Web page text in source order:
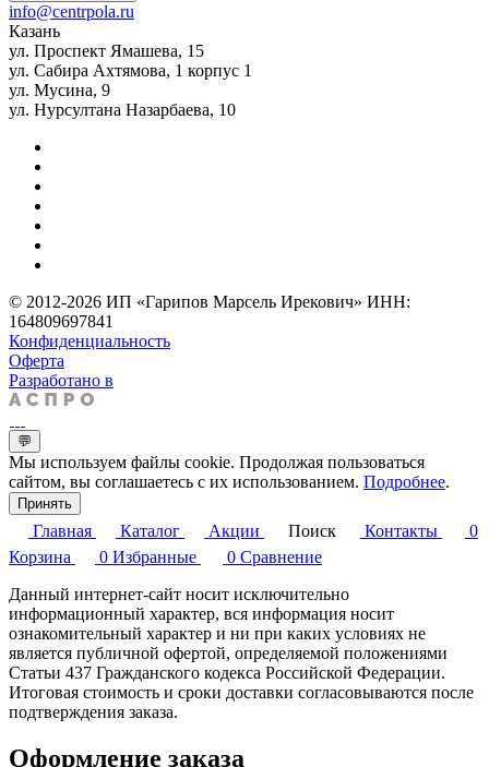
info@centrpola.ru
Казань
ул. Проспект Ямашева, 15
ул. Сабира Ахтямова, 1 корпус 1
ул. Мусина, 9
ул. Нурсултана Назарбаева, 10
© 2012-2026 ИП «Гарипов Марсель Ирекович» ИНН:
164809697841
Конфиденциальность
Оферта
Разработано в
💬
Мы используем файлы cookie. Продолжая пользоваться
сайтом, вы соглашаетесь с их использованием. Подробнее.
Принять
Главная Каталог Акции Поиск Контакты
0
Корзина
0 Избранные 0 Сравнение
Данный интернет-сайт носит исключительно
информационный характер, вся информация носит
ознакомительный характер и ни при каких условиях не
является публичной офертой, определяемой положениями
Статьи 437 Гражданского кодекса Российской Федерации.
Итоговая стоимость и сроки доставки согласовываются после
подтверждения заказа.
Оформление заказа